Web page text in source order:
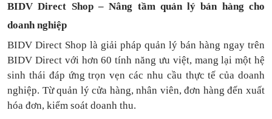
BIDV Direct Shop – Nâng tầm quản lý bán hàng cho
doanh nghiệp
BIDV Direct Shop là giải pháp quản lý bán hàng ngay trên
BIDV Direct với hơn 60 tính năng ưu việt, mang lại một hệ
sinh thái đáp ứng trọn vẹn các nhu cầu thực tế của doanh
nghiệp. Từ quản lý cửa hàng, nhân viên, đơn hàng đến xuất
hóa đơn, kiểm soát doanh thu.